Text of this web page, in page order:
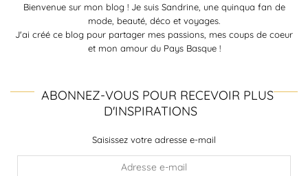
Bienvenue sur mon blog ! Je suis Sandrine, une quinqua fan de
mode, beauté, déco et voyages.
J'ai créé ce blog pour partager mes passions, mes coups de coeur
et mon amour du Pays Basque !
ABONNEZ-VOUS POUR RECEVOIR PLUS
D'INSPIRATIONS
Saisissez votre adresse e-mail